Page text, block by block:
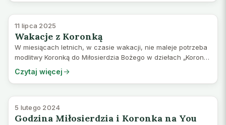
11 lipca 2025
Wakacje z Koronką
W miesiącach letnich, w czasie wakacji, nie maleje potrzeba
modlitwy Koronką do Miłosierdzia Bożego w dziełach „Koronka
za konających” i „Nieustanna Koronka”. Dzięki ludziom, którzy
podejmują tę modli…
Czytaj więcej
5 lutego 2024
Godzina Miłosierdzia i Koronka na You